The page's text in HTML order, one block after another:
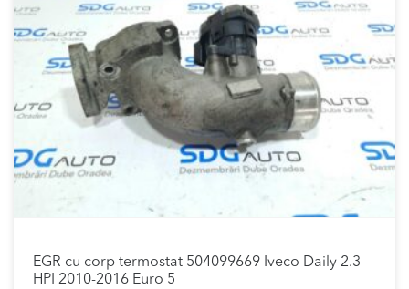
EGR cu corp termostat 504099669 Iveco Daily 2.3
HPI 2010-2016 Euro 5